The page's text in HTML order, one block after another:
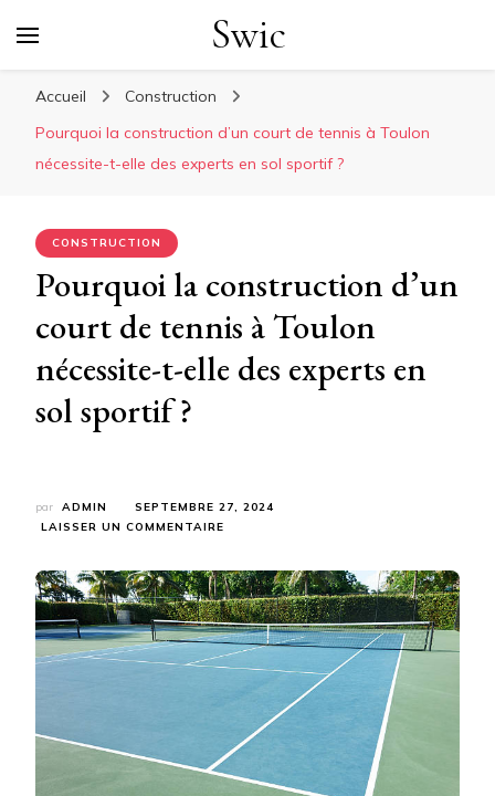
Swic
Accueil
Construction
Pourquoi la construction d’un court de tennis à Toulon
nécessite-t-elle des experts en sol sportif ?
CONSTRUCTION
Pourquoi la construction d’un
court de tennis à Toulon
nécessite-t-elle des experts en
sol sportif ?
par ADMIN
SEPTEMBRE 27, 2024
LAISSER UN COMMENTAIRE
CONSTRUCTION
D’UN
COURT
DE
TENNIS
NÉCESSITE-
T-
ELLE
DES